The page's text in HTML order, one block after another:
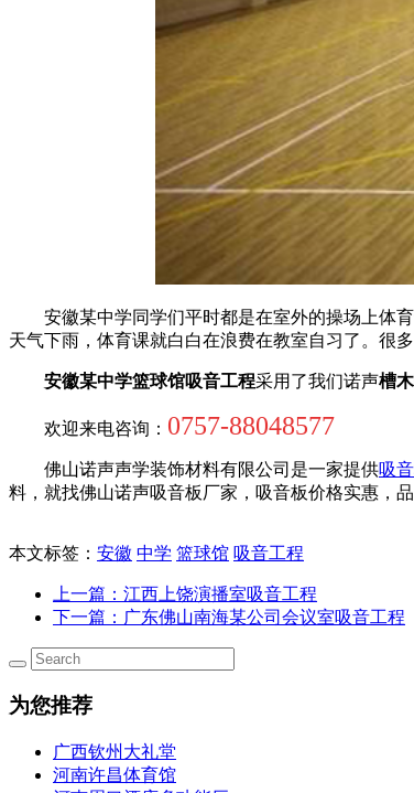
安徽某中学同学们平时都是在室外的操场上体
天气下雨，体育课就白白在浪费在教室自习了。很
安徽某中学篮球馆吸音工程采用了我们诺声槽
欢迎来电咨询： 0757-88048577
佛山诺声声学装饰材料有限公司是一家提供吸
料，就找佛山诺声吸音板厂家，吸音板价格实惠，品
本文标签： 安徽 中学 篮球馆 吸音工程
上一篇 ：江西上饶演播室吸音工程
下一篇 ：广东佛山南海某公司会议室吸音工程
为您推荐
广西钦州大礼堂
河南许昌体育馆